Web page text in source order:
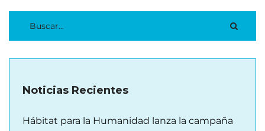
Noticias Recientes
Hábitat para la Humanidad lanza la campaña